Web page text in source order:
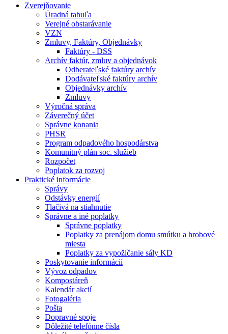
Zverejňovanie
Úradná tabuľa
Verejné obstarávanie
VZN
Zmluvy, Faktúry, Objednávky
Faktúry - DSS
Archív faktúr, zmluv a objednávok
Odberateľské faktúry archív
Dodávateľské faktúry archív
Objednávky archív
Zmluvy
Výročná správa
Záverečný účet
Správne konania
PHSR
Program odpadového hospodárstva
Komunitný plán soc. služieb
Rozpočet
Poplatok za rozvoj
Praktické informácie
Správy
Odstávky energií
Tlačivá na stiahnutie
Správne a iné poplatky
Správne poplatky
Poplatky za prenájom domu smútku a hrobové
miesta
Poplatky za vypožičanie sály KD
Poskytovanie informácií
Vývoz odpadov
Kompostáreň
Kalendár akcií
Fotogaléria
Pošta
Dopravné spoje
Dôležité telefónne čísla